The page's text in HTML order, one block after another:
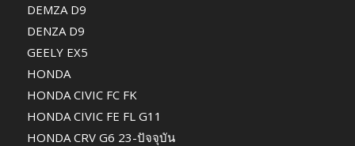
DEMZA D9
DENZA D9
GEELY EX5
HONDA
HONDA CIVIC FC FK
HONDA CIVIC FE FL G11
HONDA CRV G6 23-ปัจจุบัน